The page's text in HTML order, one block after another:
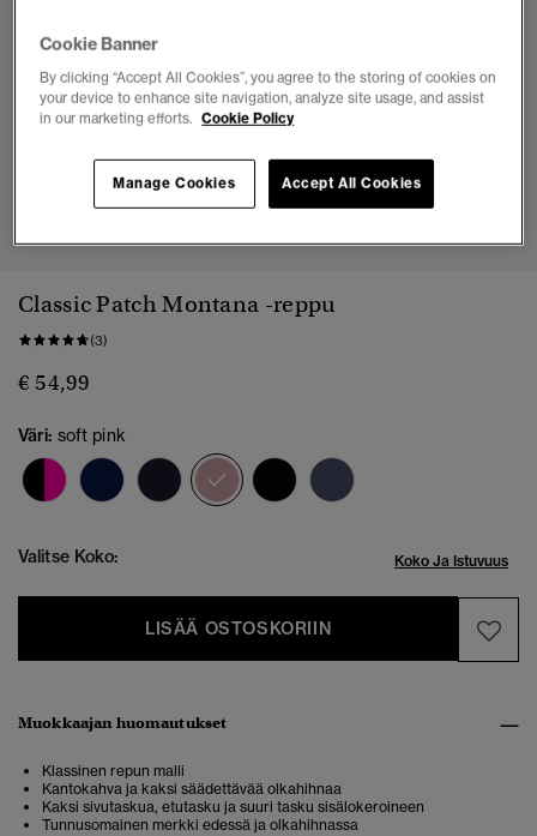
1 2 3 4 5 6
Classic Patch Montana -reppu
(3)
€ 54,99
Väri: soft pink
valittu
Valitse Koko: Koko Ja Istuvuus
LISÄÄ OSTOSKORIIN
Muokkaajan huomautukset
Klassinen repun malli
Kantokahva ja kaksi säädettävää olkahihnaa
Kaksi sivutaskua, etutasku ja suuri tasku sisälokeroineen
Tunnusomainen merkki edessä ja olkahihnassa
Cookie Banner
By clicking “Accept All Cookies”, you agree to the storing of cookies on
your device to enhance site navigation, analyze site usage, and assist
in our marketing efforts. Cookie Policy
Accept All Cookies
Manage Cookies